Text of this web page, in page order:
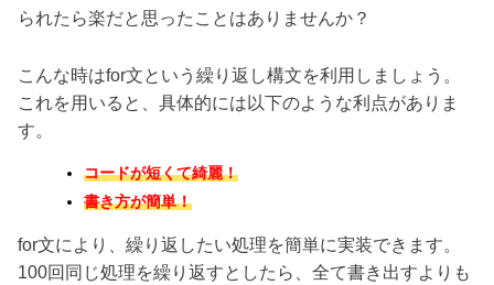
られたら楽だと思ったことはありませんか？
こんな時はfor文という繰り返し構文を利用しましょう。
これを用いると、具体的には以下のような利点がありま
す。
コードが短くて綺麗！
書き方が簡単！
for文により、繰り返したい処理を簡単に実装できます。
100回同じ処理を繰り返すとしたら、全て書き出すよりも